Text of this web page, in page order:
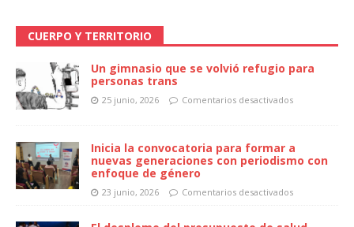
CUERPO Y TERRITORIO
Un gimnasio que se volvió refugio para
personas trans
Inicia la convocatoria para formar a
nuevas generaciones con periodismo con
enfoque de género